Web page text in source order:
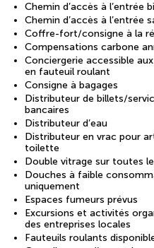
Chemin d’accès à l’entrée
Chemin d’accès à l’entrée
Coffre-fort/consigne à la
Compensations carbone
Conciergerie accessible
en fauteuil roulant
Consigne à bagages
Distributeur de billets/
bancaires
Distributeur d’eau
Distributeur en vrac pour
toilette
Double vitrage sur toutes
Douches à faible
uniquement
Espaces fumeurs prévus
Excursions et activités
des entreprises locales
Fauteuils roulants